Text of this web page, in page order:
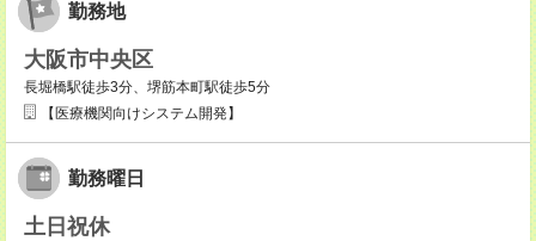
勤務地
大阪市中央区
長堀橋駅徒歩3分、堺筋本町駅徒歩5分
【医療機関向けシステム開発】
勤務曜日
土日祝休